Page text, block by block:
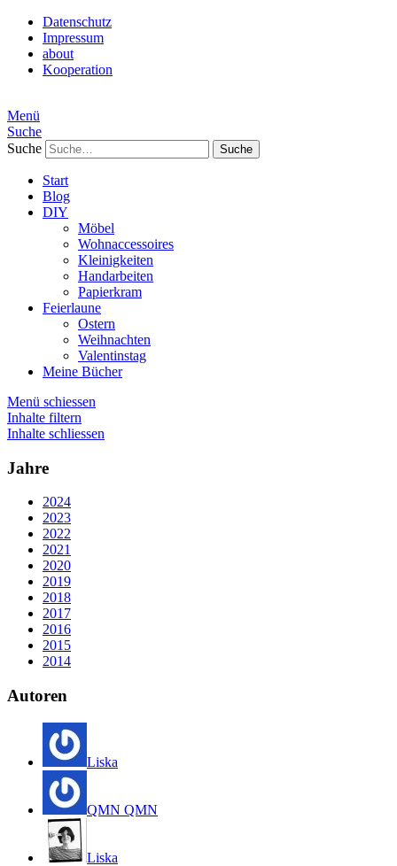
Datenschutz
Impressum
about
Kooperation
Menü
Suche
Suche
Start
Blog
DIY
Möbel
Wohnaccessoires
Kleinigkeiten
Handarbeiten
Papierkram
Feierlaune
Ostern
Weihnachten
Valentinstag
Meine Bücher
Menü schiessen
Inhalte filtern
Inhalte schliessen
Jahre
2024
2023
2022
2021
2020
2019
2018
2017
2016
2015
2014
Autoren
Liska
QMN QMN
Liska